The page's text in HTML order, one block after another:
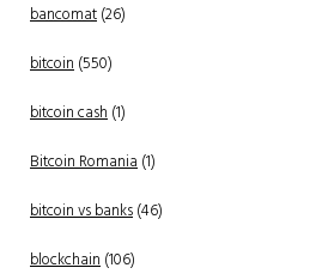
bancomat(26)
bitcoin(550)
bitcoin cash(1)
Bitcoin Romania(1)
bitcoin vs banks(46)
blockchain(106)